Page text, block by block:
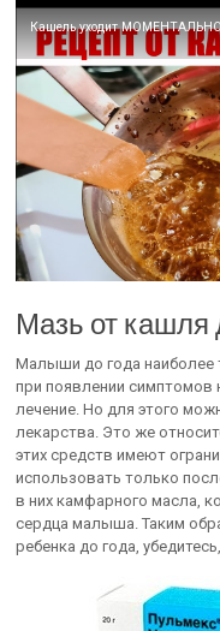
Мазь от кашля
Малыши до года наиболее
при появлении симптомов
лечение. Но для этого
лекарства. Это же
этих средств имеют
использовать только
в них камфарного масла,
сердца малыша. Таким
ребенка до года,